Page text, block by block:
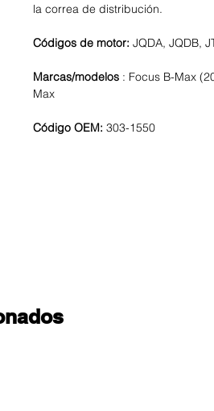
la correa de distribución.
Códigos de motor: JQDA, JQDB,
Marcas/modelos : Focus B-Max
Max
Código OEM: 303-1550